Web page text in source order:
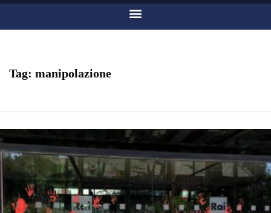
Tag: manipolazione